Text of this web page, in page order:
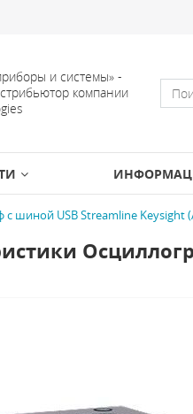
и системы» -
компании
с шиной USB Streamline Keysight